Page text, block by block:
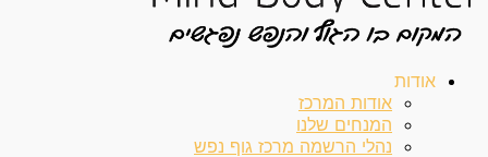
אודות
אודות המרכז
המנחים שלנו
נהלי הרשמה מרכז גוף נפש